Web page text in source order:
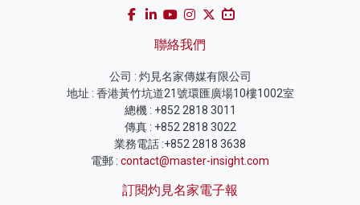
聯絡我們
公司 : 灼見名家傳媒有限公司
地址 : 香港黃竹坑道21號環匯廣場10樓1002室
總機 : +852 2818 3011
傳真 : +852 2818 3022
業務電話 :+852 2818 3638
電郵 : contact@master-insight.com
訂閱灼見名家電子報